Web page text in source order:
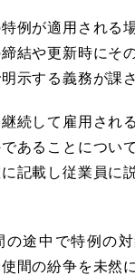
例が適用される
結や更新時にそ
示する義務が課
続して雇用され
あることについ
記載し従業員に
の途中で特例の
間の紛争を未然